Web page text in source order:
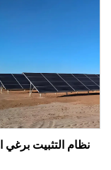
برغي الأرض